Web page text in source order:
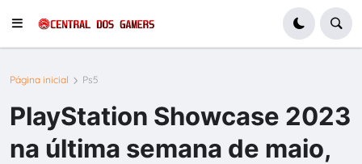
Página inicial Ps5
PlayStation Showcase 2023
na última semana de maio,